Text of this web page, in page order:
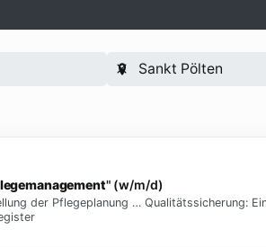
" (w/m/d)
der Pflegeplanung … Qualitätssicherung: